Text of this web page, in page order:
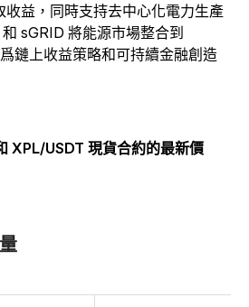
收益，同時支持去中心化電力生產
sGRID 將能源市場整合到
鏈上收益策略和可持續金融創造
XPL/USDT 現貨合約的最新價